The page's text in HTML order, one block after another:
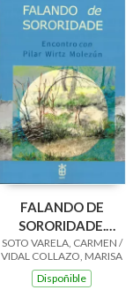
FALANDO DE
SORORIDADE.
ENCONTRO CON
PILAR WIRTZ
MOLEZUN
SOTO VARELA, CARMEN /
VIDAL COLLAZO, MARISA
Dispoñible